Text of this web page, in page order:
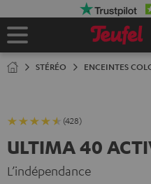
Page
STÉRÉO ENCEINTES
(428)
ULTIMA 40
L’indépendance